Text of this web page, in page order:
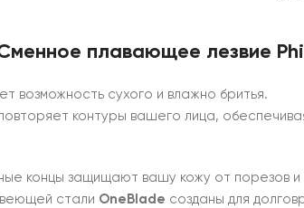
плавающее лезвие
возможность сухого и влажно бритья.
контуры вашего лица,
концы защищают вашу кожу от порезов
стали OneBlade созданы для